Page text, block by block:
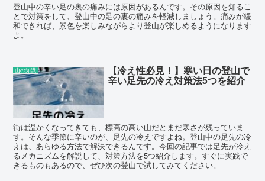
登山中の辛い足の裏の痛みには原因があるんです。その原因を知るこ
とで対策をして、登山中の足の裏の痛みを軽減しましょう。痛みが緩
和できれば、景色を楽しみながらより登山が楽しめるようになります
よ。
山の知識 【冷え性必見！】寒い日の登山で
辛い足先の冷え対策法5つを紹介
街は温かくなってきても、標高の高い山だとまだ寒さが残っていま
す。そんな季節に辛いのが、足先の冷えですよね。登山中の足先の冷
えは、あらゆる方法で解決できるんです。今回の記事では足先が冷え
るメカニズムを解説して、対策方法を5つ紹介します。すぐに実践で
きるものもあるので、ぜひ次の登山で試してみてください。